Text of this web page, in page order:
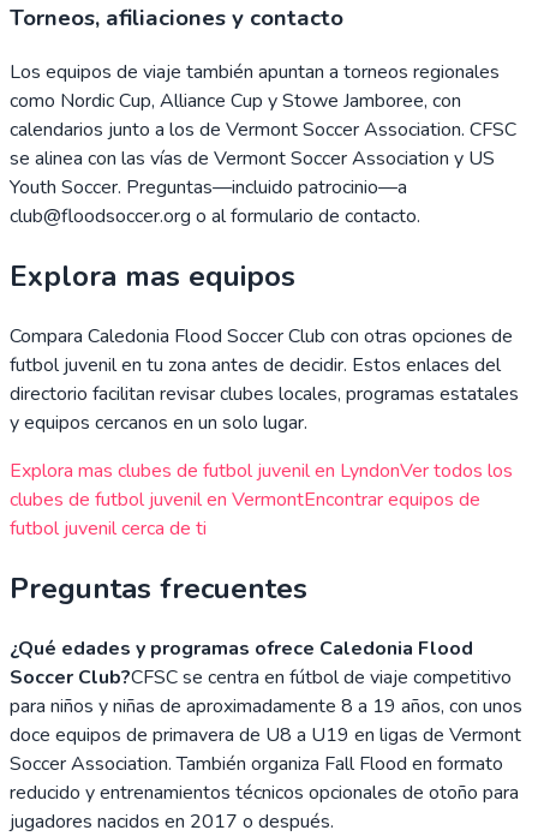
Torneos, afiliaciones y contacto
Los equipos de viaje también apuntan a torneos regionales
como Nordic Cup, Alliance Cup y Stowe Jamboree, con
calendarios junto a los de Vermont Soccer Association. CFSC
se alinea con las vías de Vermont Soccer Association y US
Youth Soccer. Preguntas—incluido patrocinio—a
club@floodsoccer.org o al formulario de contacto.
Explora mas equipos
Compara Caledonia Flood Soccer Club con otras opciones de
futbol juvenil en tu zona antes de decidir. Estos enlaces del
directorio facilitan revisar clubes locales, programas estatales
y equipos cercanos en un solo lugar.
Explora mas clubes de futbol juvenil en LyndonVer todos los
clubes de futbol juvenil en VermontEncontrar equipos de
futbol juvenil cerca de ti
Preguntas frecuentes
¿Qué edades y programas ofrece Caledonia Flood
Soccer Club?CFSC se centra en fútbol de viaje competitivo
para niños y niñas de aproximadamente 8 a 19 años, con unos
doce equipos de primavera de U8 a U19 en ligas de Vermont
Soccer Association. También organiza Fall Flood en formato
reducido y entrenamientos técnicos opcionales de otoño para
jugadores nacidos en 2017 o después.